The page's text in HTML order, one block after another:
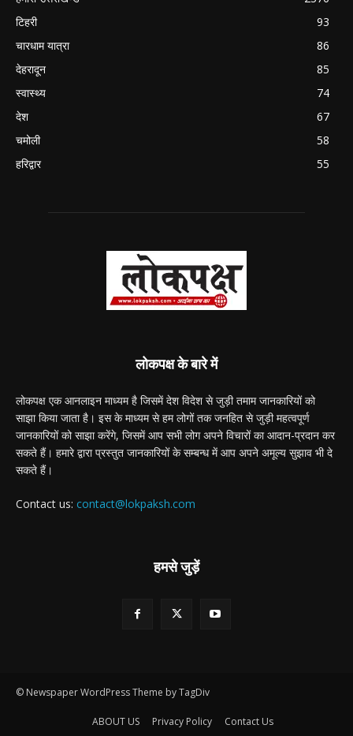
टिहरी
93
चारधाम यात्रा
86
देहरादून
85
स्वास्थ्य
74
देश
67
चमोली
58
हरिद्वार
55
लोकपक्ष के बारे में
लोकपक्ष एक आनलाइन माध्यम है जिसमें देश विदेश से जुड़ी तमाम जानकारियों को
साझा किया जाता है। इस के माध्यम से हम लोगों तक जनहित से जुड़ी महत्वपूर्ण
जानकारियों को साझा करेंगे, जिसमें आप सभी लोग अपने विचारों का आदान-प्रदान कर
सकते हैं। हमारे द्वारा प्रस्तुत जानकारियों के सम्बन्ध में आप अपने अमूल्य सुझाव भी दे
सकते हैं।
Contact us: contact@lokpaksh.com
हमसे जुड़ें
© Newspaper WordPress Theme by TagDiv
ABOUT US Privacy Policy Contact Us